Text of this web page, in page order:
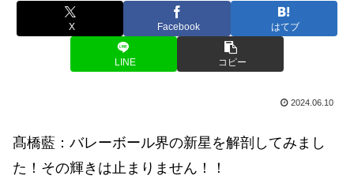
X Facebook はてブ
LINE コピー
2024.06.10
髙橋藍：バレーボール界の新星を解剖してみまし
た！その輝きは止まりません！！